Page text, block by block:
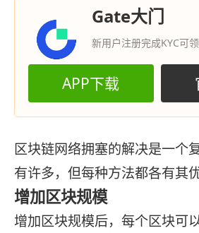
Gate大门
新用户注册完成KYC可
APP下载
区块链网络拥塞的解决是一个
有许多，但每种方法都各有其优
增加区块规模
增加区块规模后，每个区块可